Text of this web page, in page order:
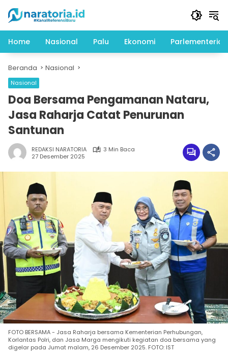
konten
Home
Nasional Palu Ekonomi Parlementeria
Beranda Nasional
Nasional
Doa Bersama Pengamanan Nataru,
Jasa Raharja Catat Penurunan
Santunan
REDAKSI NARATORIA
3 Min Baca
27 Desember 2025
FOTO BERSAMA - Jasa Raharja bersama Kementerian Perhubungan,
Korlantas Polri, dan Jasa Marga mengikuti kegiatan doa bersama yang
digelar pada Jumat malam, 26 Desember 2025. FOTO: IST